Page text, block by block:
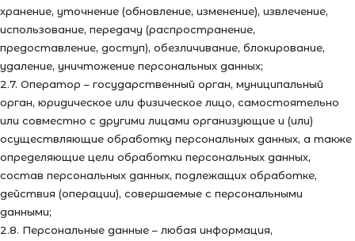
хранение, уточнение (обновление, изменение), извлечение,
использование, передачу (распространение,
предоставление, доступ), обезличивание, блокирование,
удаление, уничтожение персональных данных;
2.7. Оператор – государственный орган, муниципальный
орган, юридическое или физическое лицо, самостоятельно
или совместно с другими лицами организующие и (или)
осуществляющие обработку персональных данных, а также
определяющие цели обработки персональных данных,
состав персональных данных, подлежащих обработке,
действия (операции), совершаемые с персональными
данными;
2.8. Персональные данные – любая информация,